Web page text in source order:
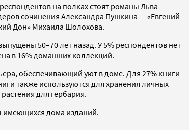
на полках стоят романы Льва
сочинения Александра Пушкина — «Евгений
Дон» Михаила Шолохова.
50–70 лет назад. У 5% респондентов нет
в 16% домашних коллекций.
обеспечивающий уют в доме. Для 27% книги —
также используются для хранения личных
для гербария.
имеющихся дома изданий.